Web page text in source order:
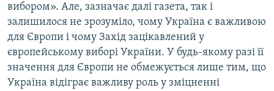
вибором». Але, зазначає далі газета, так і
залишилося не зрозуміло, чому Україна є важливою
для Європи і чому Захід зацікавлений у
європейському виборі України. У будь-якому разі її
значення для Європи не обмежується лише тим, що
Україна відіграє важливу роль у зміцненні